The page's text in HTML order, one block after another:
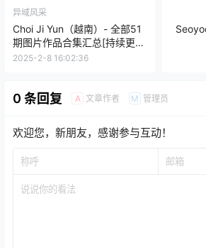
异域风采
Choi Ji Yun（越南）- 全部51
期图片作品合集汇总[持续更
新]
2025-2-8 16:02:36
0 条回复 A 文章作者 M 管理员
欢迎您，新朋友，感谢参与互动！